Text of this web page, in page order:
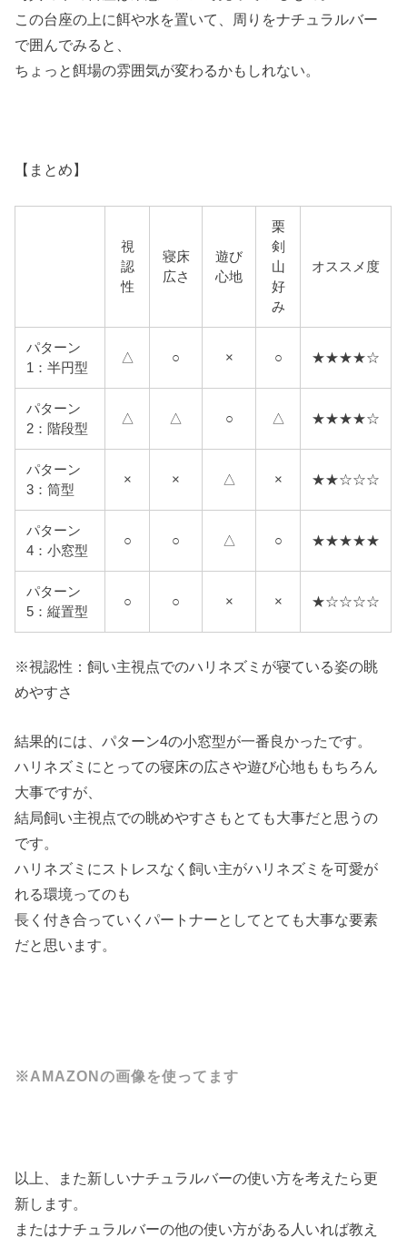
この台座の上に餌や水を置いて、周りをナチュラルバー
で囲んでみると、
ちょっと餌場の雰囲気が変わるかもしれない。
【まとめ】
視
認
性
寝床
広さ
遊び
心地
栗
剣
山
好
み
オススメ度
パターン
1：半円型
△ ○ × ○ ★★★★☆
パターン
2：階段型
△ △ ○ △ ★★★★☆
パターン
3：筒型
× × △ × ★★☆☆☆
パターン
4：小窓型
○ ○ △ ○ ★★★★★
パターン
5：縦置型
○ ○ × × ★☆☆☆☆
※視認性：飼い主視点でのハリネズミが寝ている姿の眺
めやすさ
結果的には、パターン4の小窓型が一番良かったです。
ハリネズミにとっての寝床の広さや遊び心地ももちろん
大事ですが、
結局飼い主視点での眺めやすさもとても大事だと思うの
です。
ハリネズミにストレスなく飼い主がハリネズミを可愛が
れる環境ってのも
長く付き合っていくパートナーとしてとても大事な要素
だと思います。
※AMAZONの画像を使ってます
以上、また新しいナチュラルバーの使い方を考えたら更
新します。
またはナチュラルバーの他の使い方がある人いれば教え